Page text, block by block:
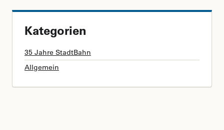
Kategorien
35 Jahre StadtBahn
Allgemein